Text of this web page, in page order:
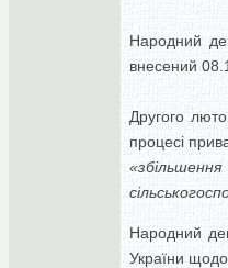
Народний
внесений
Другого
процесі
Народний
України